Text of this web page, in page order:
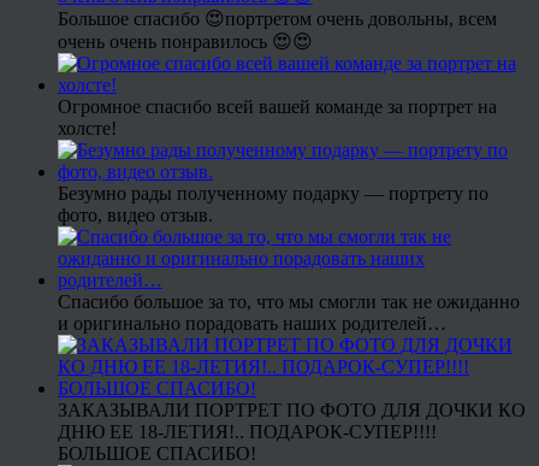
Большое спасибо 😍портретом очень довольны, всем
очень очень понравилось 😍😍
Огромное спасибо всей вашей команде за портрет на
холсте!
Безумно рады полученному подарку — портрету по
фото, видео отзыв.
Спасибо большое за то, что мы смогли так не ожиданно
и оригинально порадовать наших родителей…
ЗАКАЗЫВАЛИ ПОРТРЕТ ПО ФОТО ДЛЯ ДОЧКИ КО
ДНЮ ЕЕ 18-ЛЕТИЯ!.. ПОДАРОК-СУПЕР!!!!
БОЛЬШОЕ СПАСИБО!